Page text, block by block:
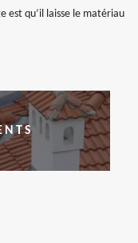
est qu’il laisse le matériau